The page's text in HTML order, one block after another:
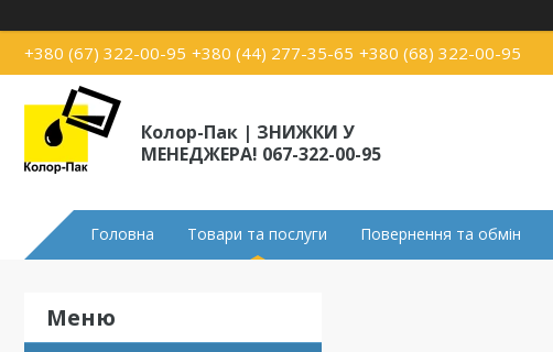
+380 (67) 322-00-95 +380 (44) 277-35-65 +380 (68) 322-00-95
Колор-Пак | ЗНИЖКИ У
МЕНЕДЖЕРА! 067-322-00-95
Головна Товари та послуги Повернення та обмін